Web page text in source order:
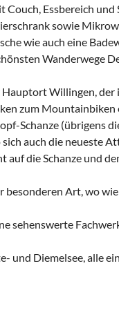
Essbereich und
sowie
wie auch eine
Wanderwege
Hauptort Willingen,
zum
Schanze (übrigens
auch die neueste
auf die Schanze und
Art, wo
sehenswerte
und Diemelsee, alle